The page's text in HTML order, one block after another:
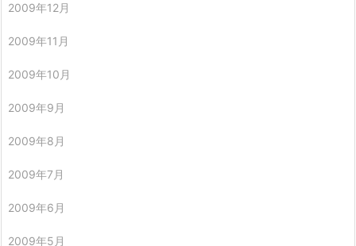
2009年12月
2009年11月
2009年10月
2009年9月
2009年8月
2009年7月
2009年6月
2009年5月